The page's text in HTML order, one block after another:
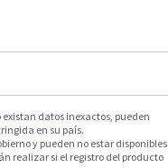
datos inexactos, pueden
en su país.
y pueden no estar disponibles
realizar si el registro del producto